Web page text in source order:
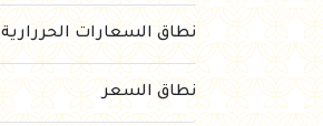
نطاق السعارات الحررارية
نطاق السعر